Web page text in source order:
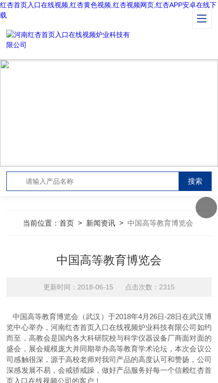
红杏首页入口在线视频,红杏黄色视频,红杏视频网页,红杏APP安卓在线下
载
当前位置：首页 > 新闻资讯 >中国高等教育博览会
中国高等教育博览会
更新时间：2018-06-15 点击次数：2315
中国高等教育博览会（武汉）于2018年4月26日-28日在武汉博
览中心举办，河南红杏首页入口在线视频炉业科技有限公司如约
而至，高教会是国内各大科研院校与科学仪器设备厂商面对面的
盛会，展会规模庞大并同期举办高等教育学术论坛，本次会议公
司感触很深，源于高校老师对我司产品的高度认可和赞扬，公司
深感发展不易，会戒骄戒躁，做好产品服务好每一个信赖红杏首
页入口在线视频公司的客户！